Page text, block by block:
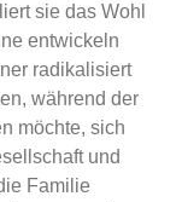
sie das Wohl
entwickeln
radikalisiert
während der
möchte, sich
und
Familie